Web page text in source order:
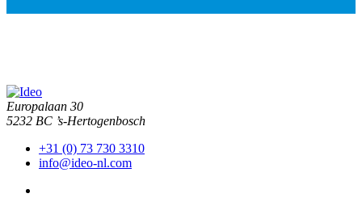
Europalaan 30
5232 BC ’s-Hertogenbosch
+31 (0) 73 730 3310
info@ideo-nl.com